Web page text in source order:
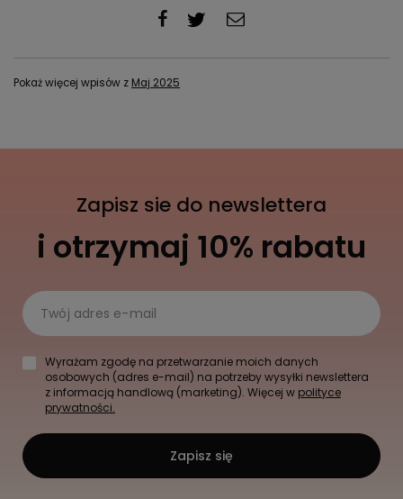
Pokaż więcej wpisów z Maj 2025
Zapisz sie do newslettera
i otrzymaj 10% rabatu
Twój adres e-mail
Wyrażam zgodę na przetwarzanie moich danych
osobowych (adres e-mail) na potrzeby wysyłki newslettera
z informacją handlową (marketing). Więcej w polityce
prywatności.
Zapisz się